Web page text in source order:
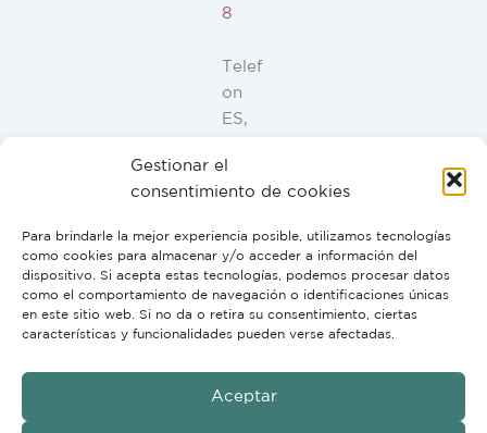
Gestionar el
consentimiento de cookies
Para brindarle la mejor experiencia posible, utilizamos tecnologías
como cookies para almacenar y/o acceder a información del
dispositivo. Si acepta estas tecnologías, podemos procesar datos
como el comportamiento de navegación o identificaciones únicas
en este sitio web. Si no da o retira su consentimiento, ciertas
características y funcionalidades pueden verse afectadas.
Aceptar
8
Telef
on
ES,
IT,
PT:
91
946
44